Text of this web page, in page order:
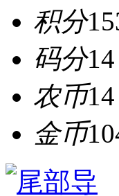
积分
码分14
农币14
金币